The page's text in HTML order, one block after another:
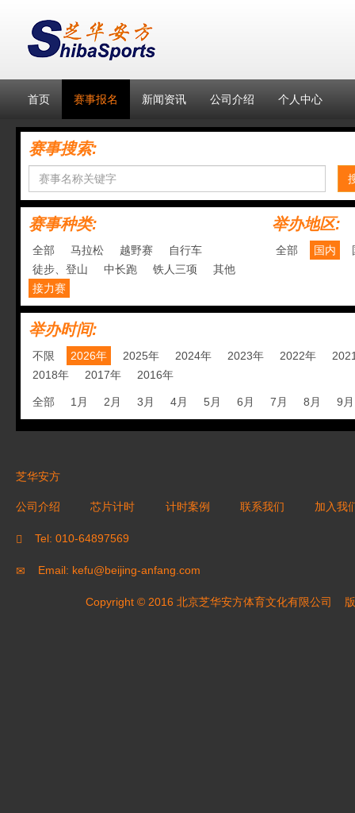
首页 赛事报名 新闻资讯 公司介绍 个人中心
赛事搜索:
赛事种类:
全部 马拉松 越野赛
自行车
徒步、登山
中长跑 铁人三项
其他
接力赛
举办地区:
全部 国内
举办时间:
不限 2026年 2025年 2024年 2023年 2022年
2018年
2017年 2016年
全部 1月 2月 3月 4月 5月 6月 7月 8月 9月
芝华安方
公司介绍 芯片计时 计时案例 联系我们 加入我
Tel: 010-64897569
Email: kefu@beijing-anfang.com
Copyright © 2016 北京芝华安方体育文化有限公司